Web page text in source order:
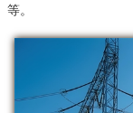
等。